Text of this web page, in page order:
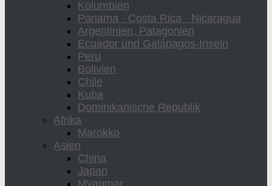
Kolumbien
Panama · Costa Rica · Nicaragua
Argentinien, Patagonien
Ecuador und Galápagos-Inseln
Peru
Bolivien
Chile
Kuba
Dominikanische Republik
Afrika
Marokko
Asien
China
Japan